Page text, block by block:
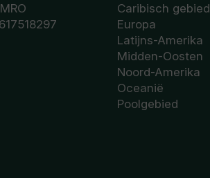
Caribisch gebied
Europa
Latijns-Amerika
Midden-Oosten
Noord-Amerika
Oceanië
Poolgebied